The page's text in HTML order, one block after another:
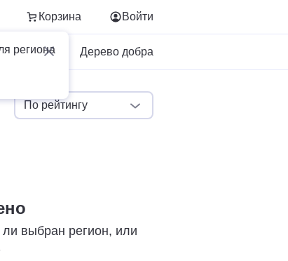
Корзина
региона
Войти
бизнеса Дерево добра
По рейтингу
выбран регион, или